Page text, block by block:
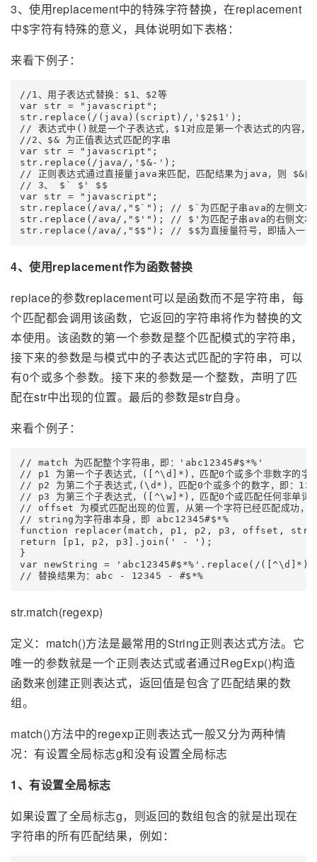
3、使用replacement中的特殊字符替换，在replacement
中$字符有特殊的意义，具体说明如下表格：
来看下例子：
//1、用子表达式替换：$1、$2等
var str = "javascript";
str.replace(/(java)(script)/,'$2$1');
// 表达式中()就是一个子表达式，$1对应是第一个表达式的内
//2、$& 为正值表达式匹配的字串
var str = "javascript";
str.replace(/java/,'$&-');
// 正则表达式通过直接量java来匹配，匹配结果为java，则 $&
// 3、 $` $' $$
var str = "javascript";
str.replace(/ava/,"$`"); // $`为匹配子串ava的左侧文本
str.replace(/ava/,"$'"); // $'为匹配子串ava的右侧文本
str.replace(/ava/,"$$"); // $$为直接量符号，即插入一个$
4、使用replacement作为函数替换
replace的参数replacement可以是函数而不是字符串，每
个匹配都会调用该函数，它返回的字符串将作为替换的文
本使用。该函数的第一个参数是整个匹配模式的字符串，
接下来的参数是与模式中的子表达式匹配的字符串，可以
有0个或多个参数。接下来的参数是一个整数，声明了匹
配在str中出现的位置。最后的参数是str自身。
来看个例子：
// match 为匹配整个字符串，即：'abc12345#$*%'
// p1 为第一个子表达式，([^\d]*)，匹配0个或多个非数字的字
// p2 为第二个子表达式,(\d*)，匹配0个或多个的数字，即：
// p3 为第三个子表达式，([^\w]*)，匹配0个或匹配任何非单
// offset 为模式匹配出现的位置，从第一个字符已经匹配成功，
// string为字符串本身，即 abc12345#$*%
function replacer(match, p1, p2, p3, offset,
return [p1, p2, p3].join(' - ');
}
var newString = 'abc12345#$*%'.replace(/
// 替换结果为：abc - 12345 - #$*%
str.match(regexp)
定义：match()方法是最常用的String正则表达式方法。它
唯一的参数就是一个正则表达式或者通过RegExp()构造
函数来创建正则表达式，返回值是包含了匹配结果的数
组。
match()方法中的regexp正则表达式一般又分为两种情
况：有设置全局标志g和没有设置全局标志
1、有设置全局标志
如果设置了全局标志g，则返回的数组包含的就是出现在
字符串的所有匹配结果，例如：